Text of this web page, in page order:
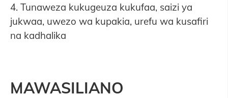
4. Tunaweza kukugeuza kukufaa, saizi ya
jukwaa, uwezo wa kupakia, urefu wa kusafiri
na kadhalika
MAWASILIANO